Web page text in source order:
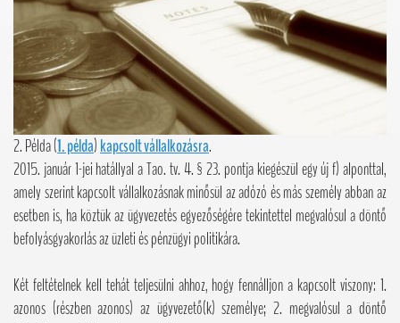
2. Példa (1. példa)kapcsolt vállalkozásra.
2015. január 1-jei hatállyal a Tao. tv. 4. § 23. pontja kiegészül egy új f) alponttal,
amely szerint kapcsolt vállalkozásnak minősül az adózó és más személy abban az
esetben is, ha köztük az ügyvezetés egyezőségére tekintettel megvalósul a döntő
befolyásgyakorlás az üzleti és pénzügyi politikára.
Két feltételnek kell tehát teljesülni ahhoz, hogy fennálljon a kapcsolt viszony: 1.
azonos (részben azonos) az ügyvezető(k) személye; 2. megvalósul a döntő